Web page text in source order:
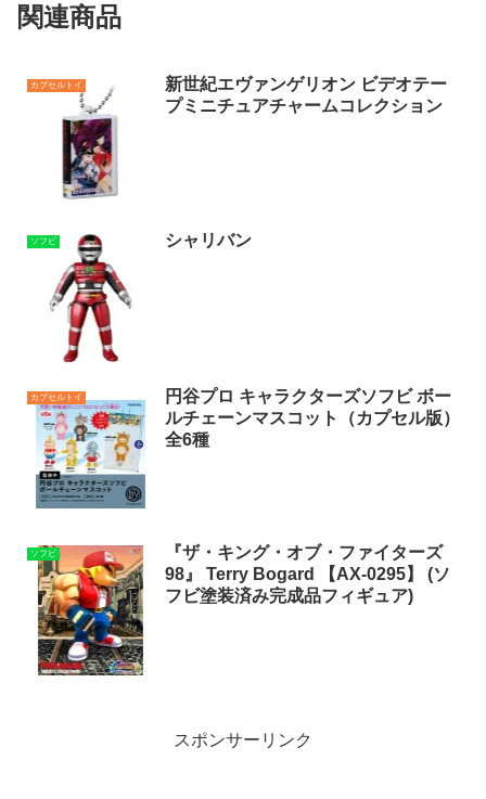
関連商品
カプセルトイ
新世紀エヴァンゲリオン ビデオテー
プミニチュアチャームコレクション
ソフビ シャリバン
カプセルトイ
円谷プロ キャラクターズソフビ ボー
ルチェーンマスコット（カプセル版）
全6種
ソフビ
『ザ・キング・オブ・ファイターズ
98』 Terry Bogard 【AX-0295】 (ソ
フビ塗装済み完成品フィギュア)
スポンサーリンク